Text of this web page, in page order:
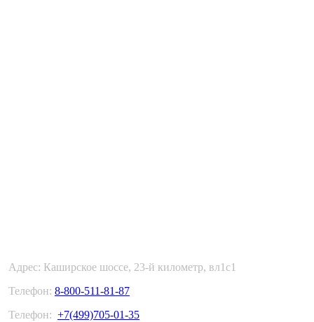
Адрес: Каширское шоссе, 23-й километр, вл1с1
Телефон: 8-800-511-81-87
Телефон: +7(499)705-01-35